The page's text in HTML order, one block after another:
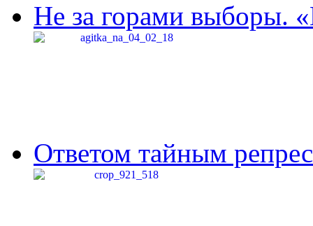
Не за горами выборы.
Ответом тайным